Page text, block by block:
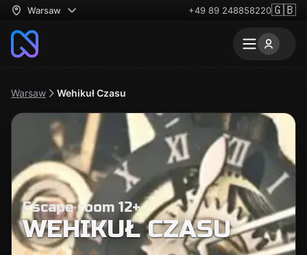
Warsaw +49 89 248858220🇬🇧
Warsaw Wehikuł Czasu
Escape room 12+
WEHIKUŁ CZASU